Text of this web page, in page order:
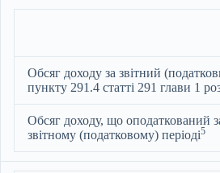
Обсяг доходу за звітний
пункту 291.4 статті 291 глави 1
Обсяг доходу, що оподаткований
звітному (податковому) періоді5